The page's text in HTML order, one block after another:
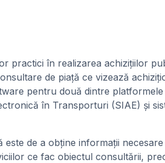
practici în realizarea achizițiilor
de piață ce vizează
pentru două dintre
în Transporturi (SIAE) și
este de a obține informații
ce fac obiectul consultării,